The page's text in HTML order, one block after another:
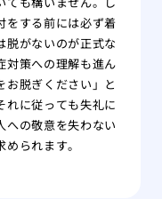
をする前には必ず着
脱がないのが正式な
対策への理解も進ん
お脱ぎください」と
れに従っても失礼に
への敬意を失わない
られます。